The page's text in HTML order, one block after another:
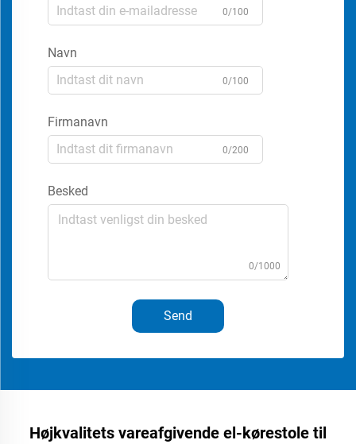
0/100
Navn
0/100
Firmanavn
0/200
Besked
0/1000
Send
Højkvalitets vareafgivende el-kørestole til